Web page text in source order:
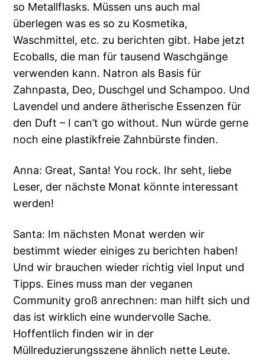
so Metallflasks. Müssen uns auch mal
überlegen was es so zu Kosmetika,
Waschmittel, etc. zu berichten gibt. Habe jetzt
Ecoballs, die man für tausend Waschgänge
verwenden kann. Natron als Basis für
Zahnpasta, Deo, Duschgel und Schampoo. Und
Lavendel und andere ätherische Essenzen für
den Duft – I can’t go without. Nun würde gerne
noch eine plastikfreie Zahnbürste finden.
Anna: Great, Santa! You rock. Ihr seht, liebe
Leser, der nächste Monat könnte interessant
werden!
Santa: Im nächsten Monat werden wir
bestimmt wieder einiges zu berichten haben!
Und wir brauchen wieder richtig viel Input und
Tipps. Eines muss man der veganen
Community groß anrechnen: man hilft sich und
das ist wirklich eine wundervolle Sache.
Hoffentlich finden wir in der
Müllreduzierungsszene ähnlich nette Leute.